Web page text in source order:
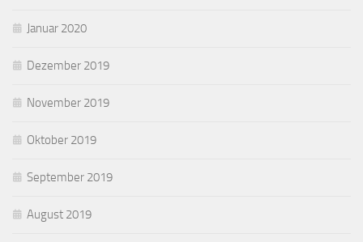
Januar 2020
Dezember 2019
November 2019
Oktober 2019
September 2019
August 2019